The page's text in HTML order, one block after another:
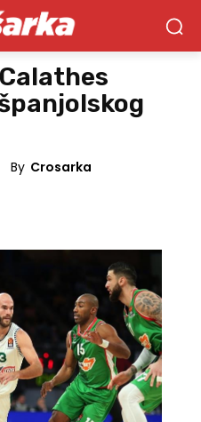
By Crosarka